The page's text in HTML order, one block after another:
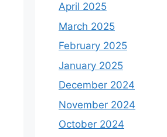
April 2025
March 2025
February 2025
January 2025
December 2024
November 2024
October 2024